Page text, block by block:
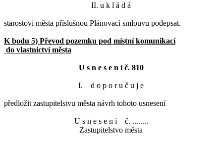
II. u k l á d á
starostovi města příslušnou Plánovací smlouvu podepsat.
K bodu 5) Převod pozemku pod místní komunikací
do vlastnictví města
U s n e s e n í č. 810
I. d o p o r u č u j e
předložit zastupitelstvu města návrh tohoto usnesení
U s n e s e n í č. ........
Zastupitelstvo města